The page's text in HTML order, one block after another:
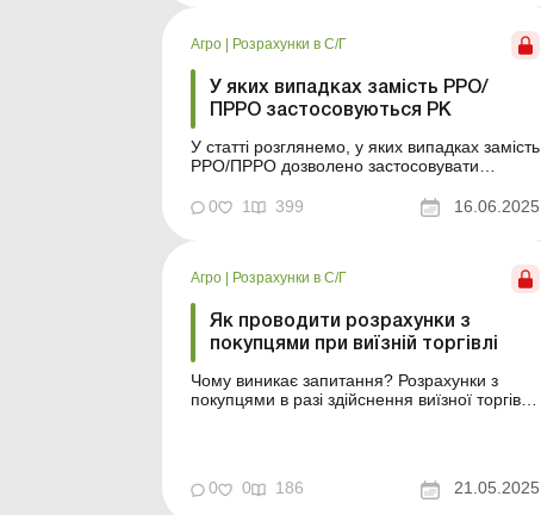
порядок, строки, в...
Агро Розрахунки в С/Г
У яких випадках замість РРО/
ПРРО застосовуються РК
У статті розглянемо, у яких випадках замість
РРО/ПРРО дозволено застосовувати
господарювання (далі – CГ), які здійснюють
розрахунки з покупцями, на підставі ст. 10
о...
0 1 399 16.06.2025
Агро Розрахунки в С/Г
Як проводити розрахунки з
покупцями при виїзній торгівлі
Чому виникає запитання? Розрахунки з
покупцями в разі здійснення виїзної торгівлі
виїзною; чи можна проводити готівкові
0 0 186 21.05.2025